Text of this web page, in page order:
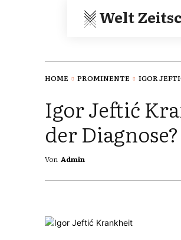
Welt
HOME PROMINENTE IGOR
Igor Jeftić
der Diagnose?
Von Admin